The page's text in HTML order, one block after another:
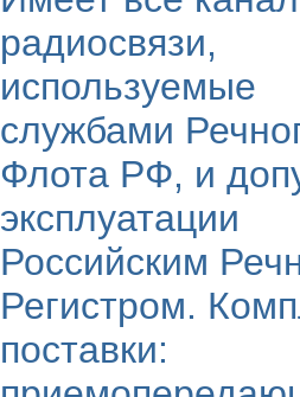
радиосвязи,
используемые
службами
Флота РФ, и
эксплуатации
Российским
Регистром.
поставки: